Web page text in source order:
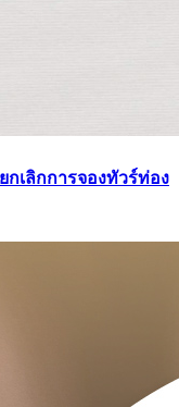
เลิกการจองทัวร์ท่อง